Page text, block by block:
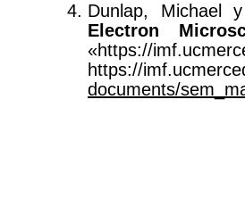
Dunlap, Michael
Electron
«https://
https://
documents/